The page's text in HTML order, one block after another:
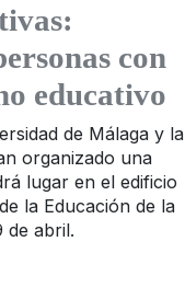
con
educativo
de Málaga y la
organizado una
lugar en el edificio
la Educación de la
de abril.